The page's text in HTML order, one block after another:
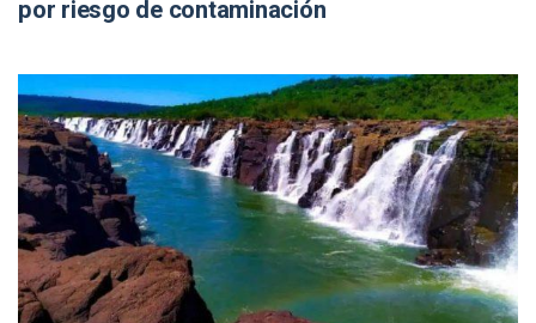
por riesgo de contaminación